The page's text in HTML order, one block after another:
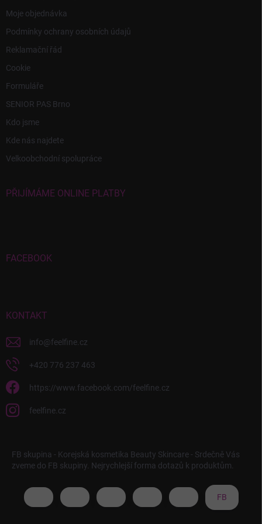
Moje objednávka
Podmínky ochrany osobních údajů
Reklamační řád
Cookie
Formuláře
SENIOR PAS Brno
Kdo jsme
Kde nás najdete
Velkoobchodní spolupráce
PŘIJÍMÁME ONLINE PLATBY
FACEBOOK
KONTAKT
info@feelfine.cz
+420 776 237 463
https://www.facebook.com/feelfine.cz
feelfine.cz
FB skupina - Korejská kosmetika Beauty Skincare - Srdečně Vás
zveme do FB skupiny. Nejrychlejší forma dotazů k produktům.
FB